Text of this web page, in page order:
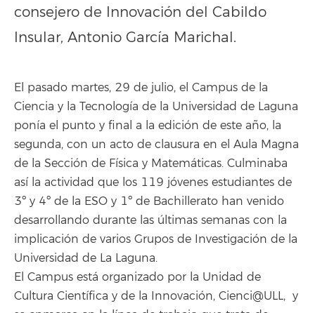
consejero de Innovación del Cabildo
Insular, Antonio García Marichal.
El pasado martes, 29 de julio, el Campus de la
Ciencia y la Tecnología de la Universidad de Laguna
ponía el punto y final a la edición de este año, la
segunda, con un acto de clausura en el Aula Magna
de la Sección de Física y Matemáticas. Culminaba
así la actividad que los 119 jóvenes estudiantes de
3º y 4º de la ESO y 1º de Bachillerato han venido
desarrollando durante las últimas semanas con la
implicación de varios Grupos de Investigación de la
Universidad de La Laguna.
El Campus está organizado por la Unidad de
Cultura Científica y de la Innovación, Cienci@ULL, y